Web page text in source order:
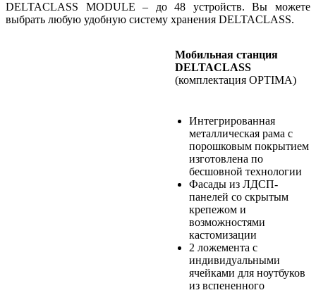
DELTACLASS MODULE – до 48 устройств. Вы можете
выбрать любую удобную систему хранения DELTACLASS.
Мобильная станция
DELTACLASS
(комплектация OPTIMA)
Интегрированная
металлическая рама с
порошковым покрытием
изготовлена по
бесшовной технологии
Фасады из ЛДСП-
панелей со скрытым
крепежом и
возможностями
кастомизации
2 ложемента с
индивидуальными
ячейками для ноутбуков
из вспененного